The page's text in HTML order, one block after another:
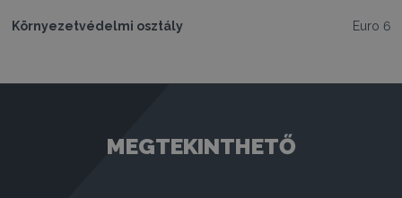
Környezetvédelmi osztály Euro 6
MEGTEKINTHETŐ